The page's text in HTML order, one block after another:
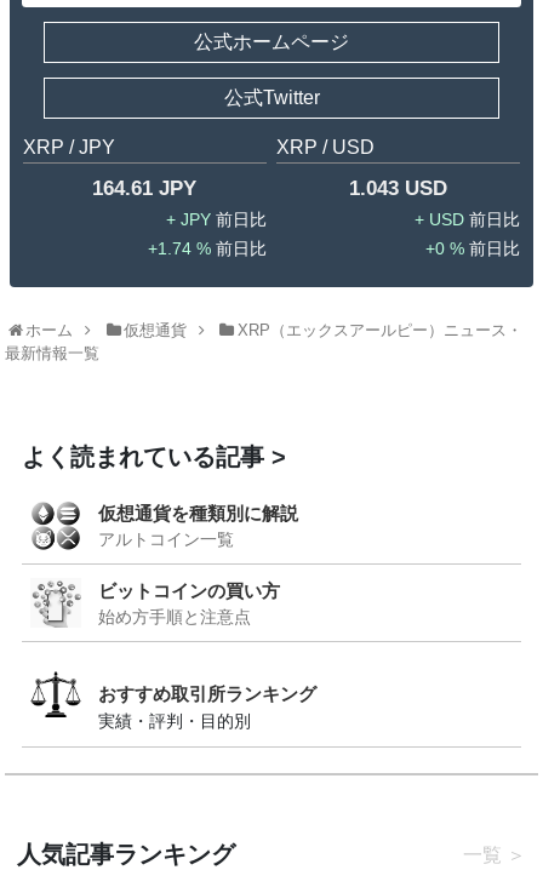
公式ホームページ
公式Twitter
XRP / JPY
164.61 JPY
JPY
1.74 %
XRP / USD
1.043 USD
USD
0 %
ホーム 仮想通貨
XRP（エックスアールピー）ニュース・
最新情報一覧
よく読まれている記事
仮想通貨を種類別に解説
アルトコイン一覧
ビットコインの買い方
始め方手順と注意点
おすすめ取引所ランキング
実績・評判・目的別
人気記事ランキング 一覧